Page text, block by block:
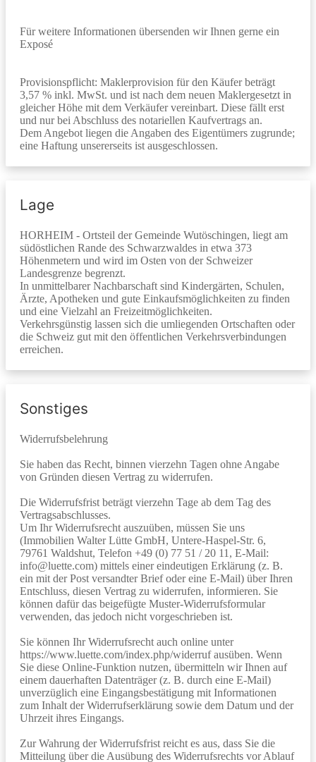
Für weitere Informationen übersenden wir Ihnen gerne ein
Exposé
Provisionspflicht: Maklerprovision für den Käufer beträgt
3,57 % inkl. MwSt. und ist nach dem neuen Maklergesetzt in
gleicher Höhe mit dem Verkäufer vereinbart. Diese fällt erst
und nur bei Abschluss des notariellen Kaufvertrags an.
Dem Angebot liegen die Angaben des Eigentümers zugrunde;
eine Haftung unsererseits ist ausgeschlossen.
Lage
HORHEIM - Ortsteil der Gemeinde Wutöschingen, liegt am
südöstlichen Rande des Schwarzwaldes in etwa 373
Höhenmetern und wird im Osten von der Schweizer
Landesgrenze begrenzt.
In unmittelbarer Nachbarschaft sind Kindergärten, Schulen,
Ärzte, Apotheken und gute Einkaufsmöglichkeiten zu finden
und eine Vielzahl an Freizeitmöglichkeiten.
Verkehrsgünstig lassen sich die umliegenden Ortschaften oder
die Schweiz gut mit den öffentlichen Verkehrsverbindungen
erreichen.
Sonstiges
Widerrufsbelehrung
Sie haben das Recht, binnen vierzehn Tagen ohne Angabe
von Gründen diesen Vertrag zu widerrufen.
Die Widerrufsfrist beträgt vierzehn Tage ab dem Tag des
Vertragsabschlusses.
Um Ihr Widerrufsrecht auszuüben, müssen Sie uns
(Immobilien Walter Lütte GmbH, Untere-Haspel-Str. 6,
79761 Waldshut, Telefon +49 (0) 77 51 / 20 11, E-Mail:
info@luette.com) mittels einer eindeutigen Erklärung (z. B.
ein mit der Post versandter Brief oder eine E-Mail) über Ihren
Entschluss, diesen Vertrag zu widerrufen, informieren. Sie
können dafür das beigefügte Muster-Widerrufsformular
verwenden, das jedoch nicht vorgeschrieben ist.
Sie können Ihr Widerrufsrecht auch online unter
https://www.luette.com/index.php/widerruf ausüben. Wenn
Sie diese Online-Funktion nutzen, übermitteln wir Ihnen auf
einem dauerhaften Datenträger (z. B. durch eine E-Mail)
unverzüglich eine Eingangsbestätigung mit Informationen
zum Inhalt der Widerrufserklärung sowie dem Datum und der
Uhrzeit ihres Eingangs.
Zur Wahrung der Widerrufsfrist reicht es aus, dass Sie die
Mitteilung über die Ausübung des Widerrufsrechts vor Ablauf